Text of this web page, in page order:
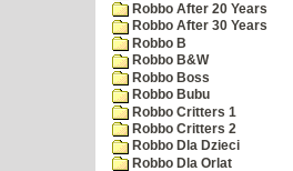
Robbo After 20 Years
Robbo After 30 Years
Robbo B
Robbo B&W
Robbo Boss
Robbo Bubu
Robbo Critters 1
Robbo Critters 2
Robbo Dla Dzieci
Robbo Dla Orlat